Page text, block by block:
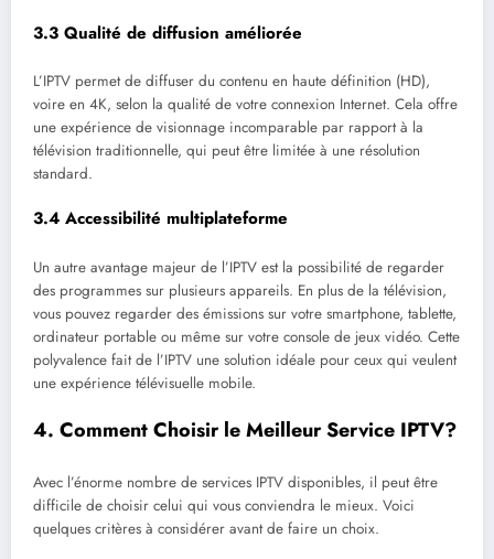
3.3 Qualité de diffusion améliorée
L’IPTV permet de diffuser du contenu en haute définition (HD),
voire en 4K, selon la qualité de votre connexion Internet. Cela offre
une expérience de visionnage incomparable par rapport à la
télévision traditionnelle, qui peut être limitée à une résolution
standard.
3.4 Accessibilité multiplateforme
Un autre avantage majeur de l’IPTV est la possibilité de regarder
des programmes sur plusieurs appareils. En plus de la télévision,
vous pouvez regarder des émissions sur votre smartphone, tablette,
ordinateur portable ou même sur votre console de jeux vidéo. Cette
polyvalence fait de l’IPTV une solution idéale pour ceux qui veulent
une expérience télévisuelle mobile.
4. Comment Choisir le Meilleur Service IPTV?
Avec l’énorme nombre de services IPTV disponibles, il peut être
difficile de choisir celui qui vous conviendra le mieux. Voici
quelques critères à considérer avant de faire un choix.